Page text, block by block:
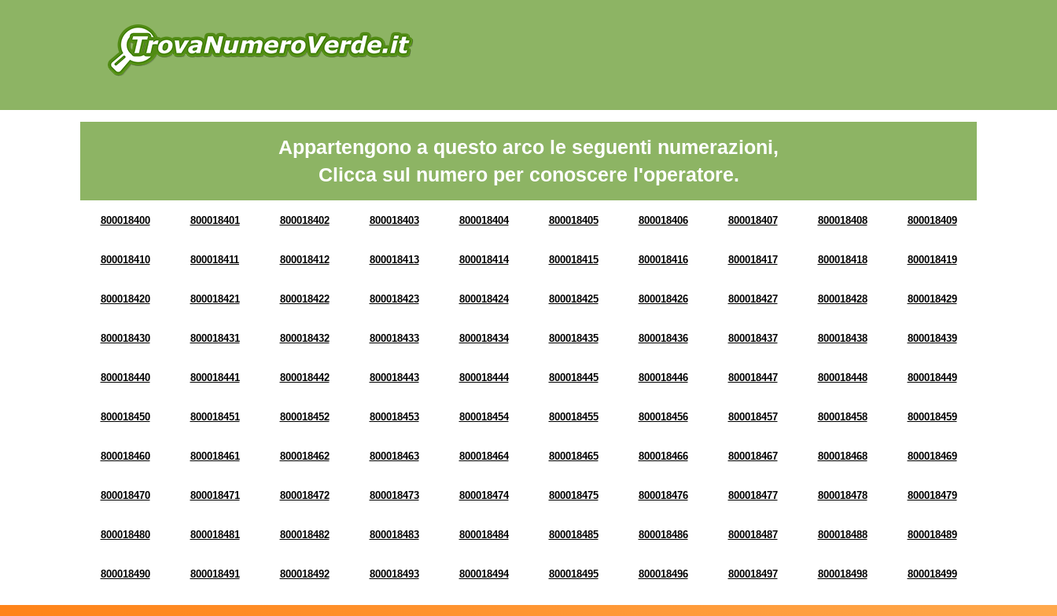
Appartengono a questo arco le seguenti numerazioni,
Clicca sul numero per conoscere l'operatore.
800018400 800018401 800018402 800018403 800018404 800018405 800018406 800018407 800018408 800018409
800018410 800018411 800018412 800018413 800018414 800018415 800018416 800018417 800018418 800018419
800018420 800018421 800018422 800018423 800018424 800018425 800018426 800018427 800018428 800018429
800018430 800018431 800018432 800018433 800018434 800018435 800018436 800018437 800018438 800018439
800018440 800018441 800018442 800018443 800018444 800018445 800018446 800018447 800018448 800018449
800018450 800018451 800018452 800018453 800018454 800018455 800018456 800018457 800018458 800018459
800018460 800018461 800018462 800018463 800018464 800018465 800018466 800018467 800018468 800018469
800018470 800018471 800018472 800018473 800018474 800018475 800018476 800018477 800018478 800018479
800018480 800018481 800018482 800018483 800018484 800018485 800018486 800018487 800018488 800018489
800018490 800018491 800018492 800018493 800018494 800018495 800018496 800018497 800018498 800018499